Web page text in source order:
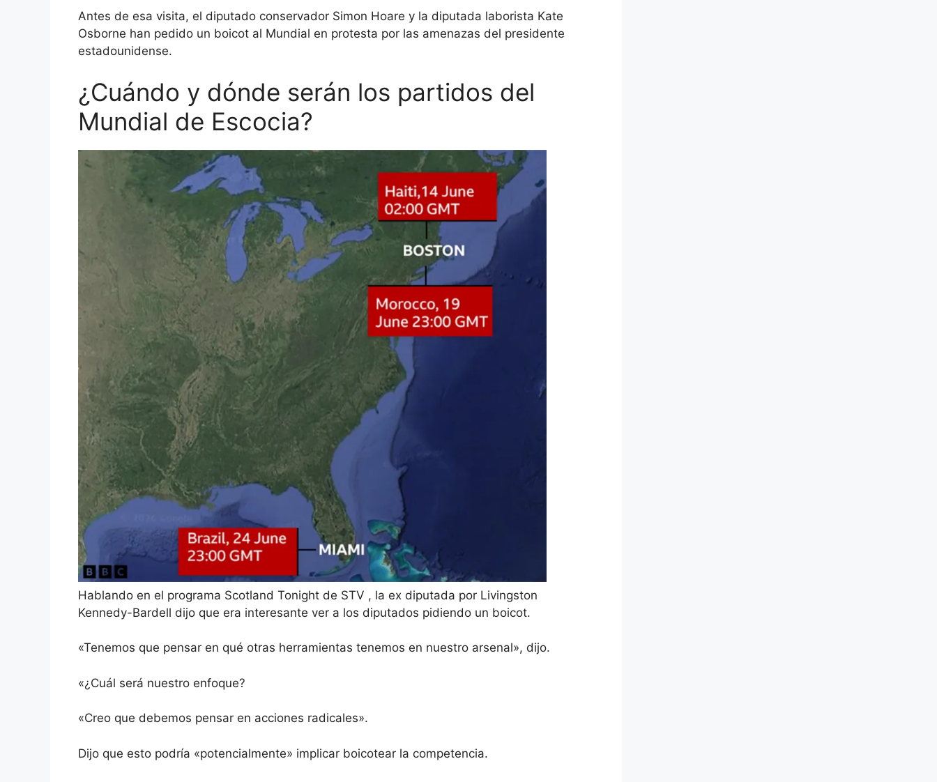
Antes de esa visita, el diputado conservador Simon Hoare y la diputada laborista Kate
Osborne han pedido un boicot al Mundial en protesta por las amenazas del presidente
estadounidense.
¿Cuándo y dónde serán los partidos del
Mundial de Escocia?
Hablando en el programa Scotland Tonight de STV , la ex diputada por Livingston
Kennedy-Bardell dijo que era interesante ver a los diputados pidiendo un boicot.
«Tenemos que pensar en qué otras herramientas tenemos en nuestro arsenal», dijo.
«¿Cuál será nuestro enfoque?
«Creo que debemos pensar en acciones radicales».
Dijo que esto podría «potencialmente» implicar boicotear la competencia.